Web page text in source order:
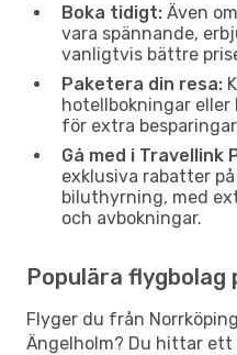
Boka tidigt: Även
vara spännande,
vanligtvis bättre
Paketera din resa:
hotellbokningar
för extra
Gå med i Travellink
exklusiva rabatter
biluthyrning, med
och avbokningar.
Populära
Flyger du från
Ängelholm? Du hittar